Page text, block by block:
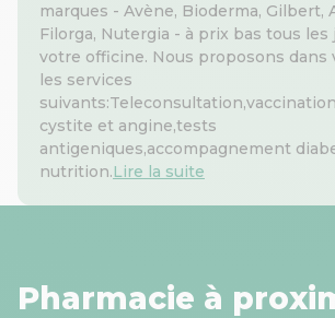
marques - Avène, Bioderma, Gilbert,
Filorga, Nutergia - à prix bas tous les
votre officine. Nous proposons dans
les services
cystite et angine,tests
antigeniques,accompagnement
nutrition.Lire la suite
Pharmacie à